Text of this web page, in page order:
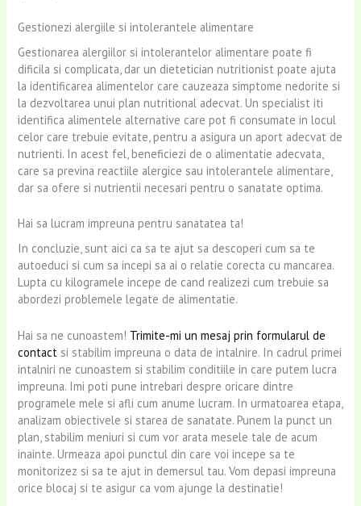
Gestionezi alergiile si intolerantele alimentare
Gestionarea alergiilor si intolerantelor alimentare poate fi
dificila si complicata, dar un dietetician nutritionist poate ajuta
la identificarea alimentelor care cauzeaza simptome nedorite si
la dezvoltarea unui plan nutritional adecvat. Un specialist iti
identifica alimentele alternative care pot fi consumate in locul
celor care trebuie evitate, pentru a asigura un aport adecvat de
nutrienti. In acest fel, beneficiezi de o alimentatie adecvata,
care sa previna reactiile alergice sau intolerantele alimentare,
dar sa ofere si nutrientii necesari pentru o sanatate optima.
Hai sa lucram impreuna pentru sanatatea ta!
In concluzie, sunt aici ca sa te ajut sa descoperi cum sa te
autoeduci si cum sa incepi sa ai o relatie corecta cu mancarea.
Lupta cu kilogramele incepe de cand realizezi cum trebuie sa
abordezi problemele legate de alimentatie.
Hai sa ne cunoastem! Trimite-mi un mesaj prin formularul de
contact si stabilim impreuna o data de intalnire. In cadrul primei
intalniri ne cunoastem si stabilim conditiile in care putem lucra
impreuna. Imi poti pune intrebari despre oricare dintre
programele mele si afli cum anume lucram. In urmatoarea etapa,
analizam obiectivele si starea de sanatate. Punem la punct un
plan, stabilim meniuri si cum vor arata mesele tale de acum
inainte. Urmeaza apoi punctul din care voi incepe sa te
monitorizez si sa te ajut in demersul tau. Vom depasi impreuna
orice blocaj si te asigur ca vom ajunge la destinatie!